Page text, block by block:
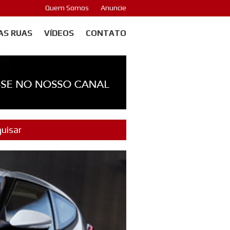
Quem Somos Anuncie
RUAS VÍDEOS CONTATO